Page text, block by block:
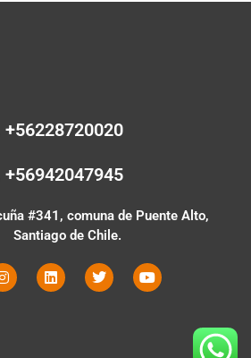
+56228720020
+56942047945
#341, comuna de Puente Alto,
Santiago de Chile.